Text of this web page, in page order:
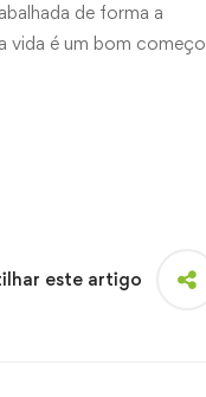
de forma a
vida é um bom começo
este artigo